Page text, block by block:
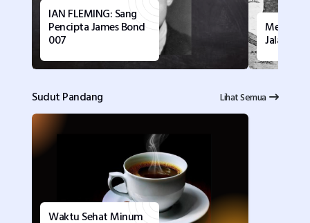
IAN FLEMING: Sang
Pencipta James Bond
007
Sudut Pandang Lihat Semua
Waktu Sehat Minum